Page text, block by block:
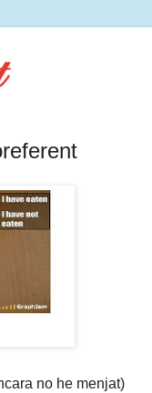
no he menjat)